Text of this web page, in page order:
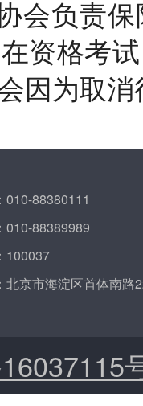
会负责
在资格考
因为取消
010-88380111
010-88389989
100037
北京市海淀区首体南路